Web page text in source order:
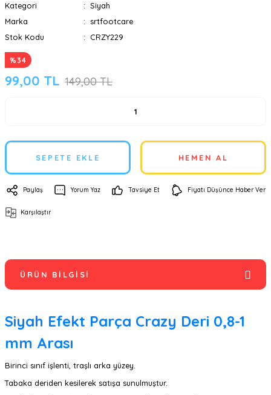
Kategori
Siyah
Marka
srtfootcare
Stok Kodu
CRZY229
%34
99,00 TL 149,00 TL
SEPETE EKLE HEMEN AL
Paylaş Yorum Yaz Tavsiye Et Fiyatı Düşünce Haber Ver
Karşılaştır
ÜRÜN BILGISI
Siyah Efekt Parça Crazy Deri 0,8-1
mm Arası
Birinci sınıf işlenti, traşlı arka yüzey.
Tabaka deriden kesilerek satışa sunulmuştur.